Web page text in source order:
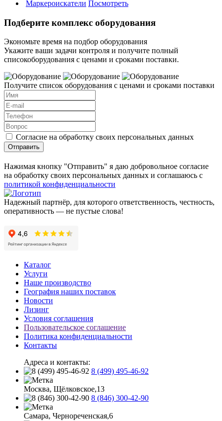
Маркероискатели Посмотреть
Подберите комплекс оборудования
Экономьте время на подбор оборудования
Укажите ваши задачи контроля и получите полный
списокоборудования с ценами и сроками поставки.
Получите список оборудования с ценами и сроками поставки
Согласие на обработку своих персональных данных
Отправить
Нажимая кнопку "Отправить" я даю добровольное согласие
на обработку своих персональных данных и соглашаюсь с
политикой конфиденциальности
Надежный партнёр, для которого ответственность, честность,
оперативность — не пустые слова!
Каталог
Услуги
Наше производство
География наших поставок
Новости
Лизинг
Условия соглашения
Пользовательское соглашение
Политика конфиденциальности
Контакты
Адреса и контакты:
8 (499) 495-46-92
Москва, Щёлковское,13
8 (846) 300-42-90
Самара, Чернореченская,6